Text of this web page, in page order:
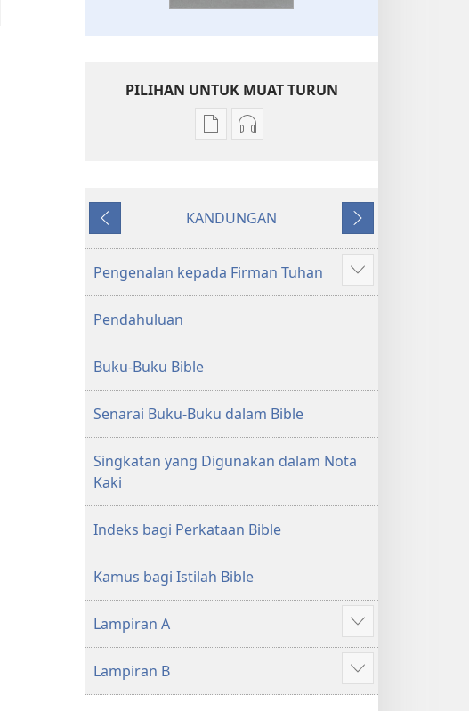
PILIHAN UNTUK MUAT TURUN
Pilihan
bahan
Kitab
Suci
Baharu
Pilihan
audio
Terjemahan
Sebelumnya
KANDUNGAN
Seterusnya
Pengenalan kepada Firman Tuhan
Tunjukkan
lagi
Pendahuluan
Buku-Buku Bible
Senarai Buku-Buku dalam Bible
Singkatan yang Digunakan dalam Nota
Kaki
Indeks bagi Perkataan Bible
Kamus bagi Istilah Bible
Lampiran A
Tunjukkan
lagi
Lampiran B
Tunjukkan
lagi